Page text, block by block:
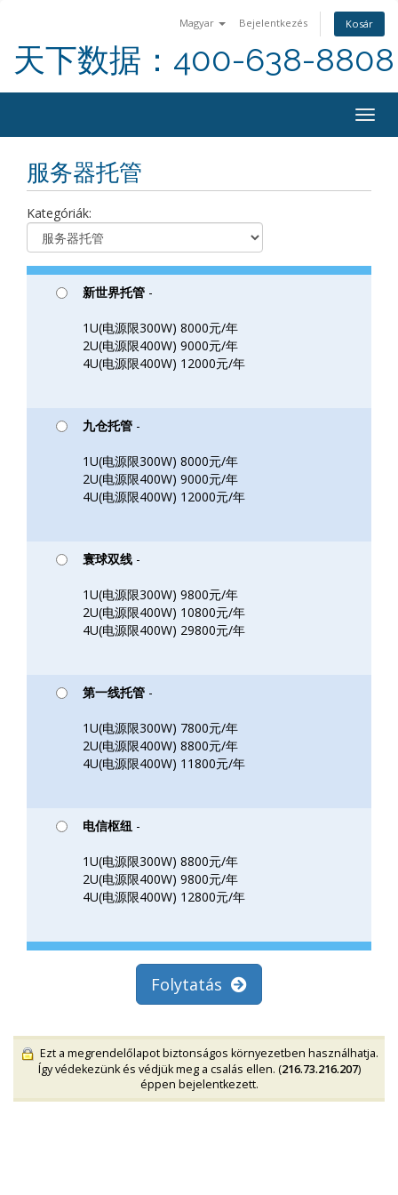
Magyar Bejelentkezés Kosár
天下数据：400-638-8808
服务器托管
Kategóriák:
新世界托管 -
1U(电源限300W) 8000元/年
2U(电源限400W) 9000元/年
4U(电源限400W) 12000元/年
九仓托管 -
1U(电源限300W) 8000元/年
2U(电源限400W) 9000元/年
4U(电源限400W) 12000元/年
寰球双线 -
1U(电源限300W) 9800元/年
2U(电源限400W) 10800元/年
4U(电源限400W) 29800元/年
第一线托管 -
1U(电源限300W) 7800元/年
2U(电源限400W) 8800元/年
4U(电源限400W) 11800元/年
电信枢纽 -
1U(电源限300W) 8800元/年
2U(电源限400W) 9800元/年
4U(电源限400W) 12800元/年
Folytatás
Ezt a megrendelőlapot biztonságos környezetben használhatja.
Így védekezünk és védjük meg a csalás ellen. (216.73.216.207)
éppen bejelentkezett.